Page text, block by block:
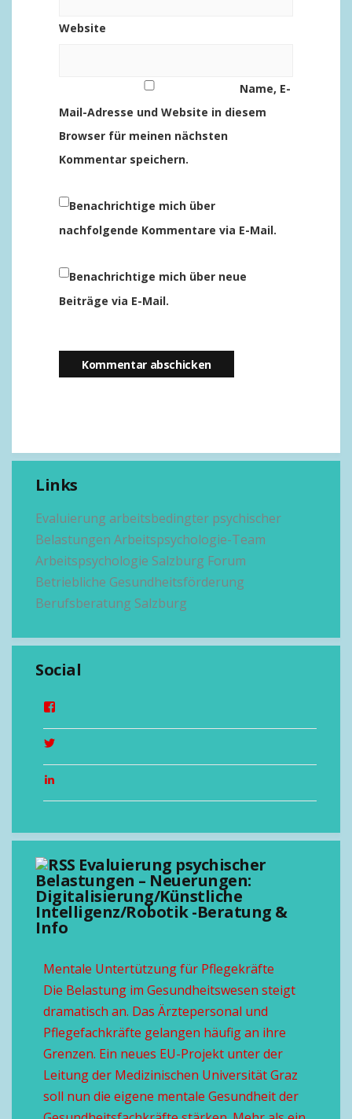
Website
Name, E-
Mail-Adresse und Website in diesem
Browser für meinen nächsten
Kommentar speichern.
Benachrichtige mich über
nachfolgende Kommentare via E-Mail.
Benachrichtige mich über neue
Beiträge via E-Mail.
Links
Evaluierung arbeitsbedingter psychischer
Belastungen Arbeitspsychologie-Team
Arbeitspsychologie Salzburg Forum
Betriebliche Gesundheitsförderung
Berufsberatung Salzburg
Social
Evaluierung psychischer
Belastungen – Neuerungen:
Digitalisierung/Künstliche
Intelligenz/Robotik -Beratung &
Info
Mentale Untertützung für Pflegekräfte
Die Belastung im Gesundheitswesen steigt
dramatisch an. Das Ärztepersonal und
Pflegefachkräfte gelangen häufig an ihre
Grenzen. Ein neues EU-Projekt unter der
Leitung der Medizinischen Universität Graz
soll nun die eigene mentale Gesundheit der